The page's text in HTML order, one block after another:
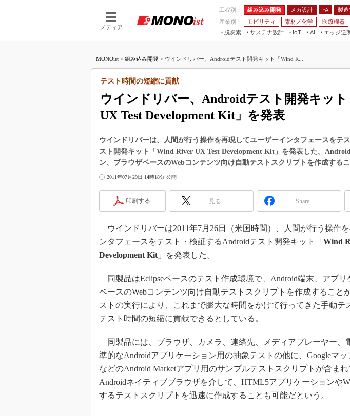
メディア
工程別： 組み込み開発 メカ設計 FA 製造
産業別：
モビリティ 素材／化学 医療機器
脱炭素
サステナ設計
IoT
つながる工場
AI
AI×設備保全
エッジ逆
JIMTOF
IIFES
国際ロボット展
TECHNO-FRONTIER
人テク展
EdgeTech+
AUTOMOTIVE WORLD
産業オープンネット展
VR／AR
フィールドサービ
組み込み画像技術
組み込みモデリ
ISO26262
3Dプリンタ
インダストリー
イノベーション
植物工場
知財マネジメント
グローバル設計・
MONOist > 組み込み開発 > ウインドリバー、Androidテスト開発キット「Wind R...
ウインドリバー、Androidテスト開発キッ
UX Test Development Kit」を発表
テスト時間の短縮に貢献
ウインドリバーは、人間が行う操作を再現してユーザーインタフェースをテ
スト開発キット「Wind River UX Test Development Kit」を発表した。
ン、ブラウザベースのWebコンテンツ向け自動テストスクリプトを作成するこ
2011年07月29日 14時18分 公開
印刷する 見る Share
ウインドリバーは2011年7月26日（米国時間）、人間が行う操作
ンタフェースをテスト・検証するAndroidテスト開発キット「 Wind
Development Kit 」を発表した。
同製品はEclipseベースのテスト作成環境で、Android端末、アプ
ベースのWebコンテンツ向け自動テストスクリプトを作成すること
ストの実行により、これまで膨大な時間をかけて行ってきた手動テ
テスト時間の短縮に貢献できるとしている。
同製品には、ブラウザ、カメラ、連絡先、メディアプレーヤー、
準的なAndroidアプリケーション用の抽象テストの他に、Googleマッ
などのAndroid Marketアプリ用のサンプルテストスクリプトが含まれ
Androidネイティブブラウザを介して、HTML5アプリケーションや
するテストスクリプトを迅速に作成することも可能だという。